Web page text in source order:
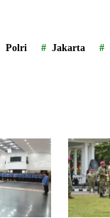
Polri Jakarta